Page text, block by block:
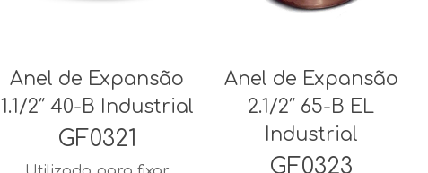
Anel de Expansão
1.1/2″ 40-B Industrial
GF0321
Anel de Expansão
2.1/2″ 65-B EL
Industrial
GF0323